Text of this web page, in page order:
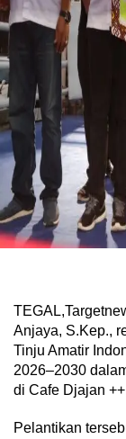
Anjaya, S.Kep.,
Tinju Amatir
2026–2030
di Cafe Djajan
Pelantikan